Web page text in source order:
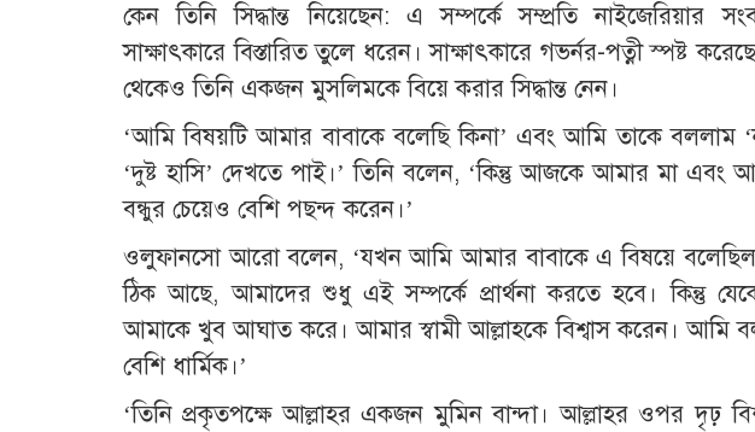
কেন তিনি সিদ্ধান্ত নিয়েছেন: এ সম্পর্কে সম্প্রতি নাইজেরিয়ার
সাক্ষাৎকারে বিস্তারিত তুলে ধরেন। সাক্ষাৎকারে গভর্নর-পত্নী স্পষ্ট
থেকেও তিনি একজন মুসলিমকে বিয়ে করার সিদ্ধান্ত নেন।
‘আমি বিষয়টি আমার বাবাকে বলেছি কিনা’ এবং আমি তাকে বললাম
‘দুষ্ট হাসি’ দেখতে পাই।’ তিনি বলেন, ‘কিন্তু আজকে আমার মা এবং
বন্ধুর চেয়েও বেশি পছন্দ করেন।’
ওলুফানসো আরো বলেন, ‘যখন আমি আমার বাবাকে এ বিষয়ে
ঠিক আছে, আমাদের শুধু এই সম্পর্কে প্রার্থনা করতে হবে। কিন্তু
আমাকে খুব আঘাত করে। আমার স্বামী আল্লাহকে বিশ্বাস করেন। আমি
বেশি ধার্মিক।’
‘তিনি প্রকৃতপক্ষে আল্লাহর একজন মুমিন বান্দা। আল্লাহর ওপর দৃঢ়